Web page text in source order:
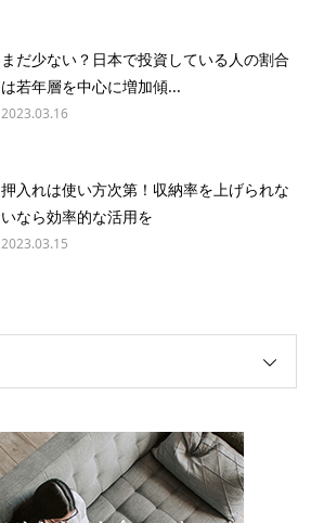
まだ少ない？日本で投資している人の割合
は若年層を中心に増加傾...
2023.03.16
押入れは使い方次第！収納率を上げられな
いなら効率的な活用を
2023.03.15